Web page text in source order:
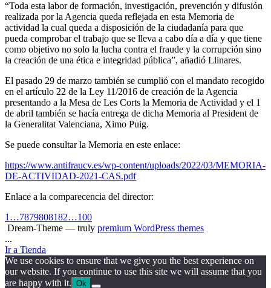
“Toda esta labor de formación, investigación, prevención y difusión
realizada por la Agencia queda reflejada en esta Memoria de
actividad la cual queda a disposición de la ciudadanía para que
pueda comprobar el trabajo que se lleva a cabo día a día y que tiene
como objetivo no solo la lucha contra el fraude y la corrupción sino
la creación de una ética e integridad pública”, añadió Llinares.
El pasado 29 de marzo también se cumplió con el mandato recogido
en el artículo 22 de la Ley 11/2016 de creación de la Agencia
presentando a la Mesa de Les Corts la Memoria de Actividad y el 1
de abril también se hacía entrega de dicha Memoria al President de
la Generalitat Valenciana, Ximo Puig.
Se puede consultar la Memoria en este enlace:
https://www.antifraucv.es/wp-content/uploads/2022/03/MEMORIA-
DE-ACTIVIDAD-2021-CAS.pdf
Enlace a la comparecencia del director:
1 …7879808182…100
Dream-Theme — truly premium WordPress themes
...
Ir a Tienda
We use cookies to ensure that we give you the best experience on
our website. If you continue to use this site we will assume that you
are happy with it. Ok